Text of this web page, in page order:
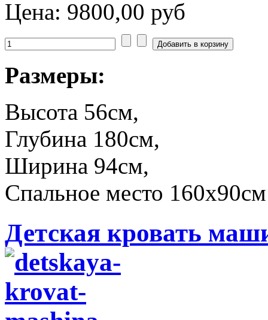
Цена: 9800,00 руб
Размеры:
Высота 56см,
Глубина 180см,
Ширина 94см,
Спальное место 160x90см
Детская кровать